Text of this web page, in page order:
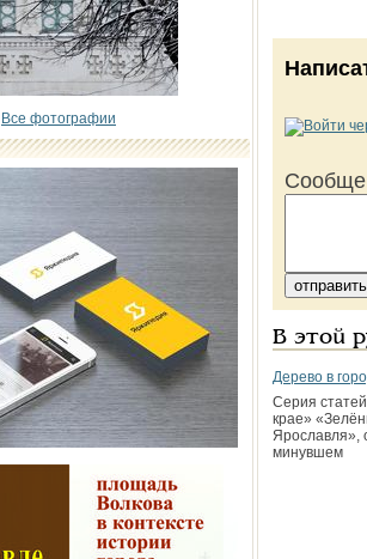
Все фотографии
В этой
Дерево в
Серия
крае»
Ярославля»,
минувшем